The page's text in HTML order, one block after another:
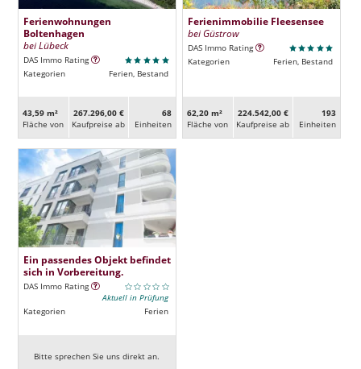
Ferienwohnungen
Boltenhagen
bei Lübeck
DAS Immo Rating
Kategorien
Ferien, Bestand
43,59 m²
Fläche von
267.296,00 €
Kaufpreise ab
68
Ein­heiten
Ferienimmobilie Fleesensee
bei Güstrow
DAS Immo Rating
Kategorien
Ferien, Bestand
62,20 m²
Fläche von
224.542,00 €
Kaufpreise ab
193
Ein­heiten
Ein passendes Objekt befindet
sich in Vorbereitung.
DAS Immo Rating
Aktuell in Prüfung
Kategorien
Ferien
Bitte sprechen Sie uns direkt an.